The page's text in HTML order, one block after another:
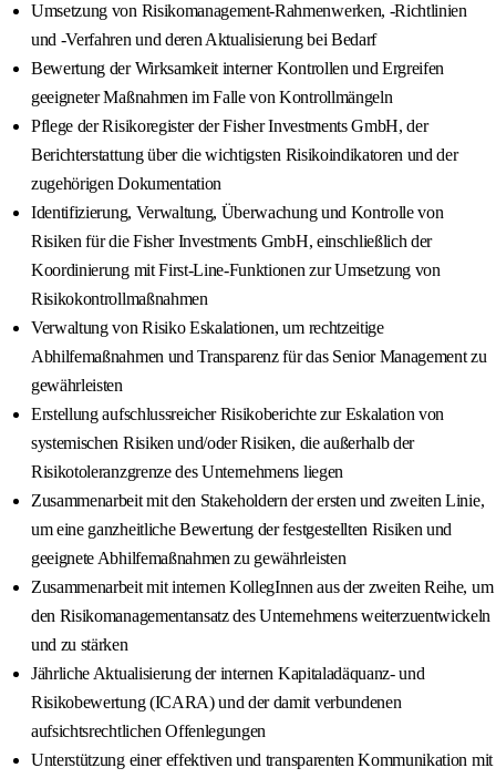
Umsetzung von Risikomanagement-Rahmenwerken, -Richtlinien
und -Verfahren und deren Aktualisierung bei Bedarf
Bewertung der Wirksamkeit interner Kontrollen und Ergreifen
geeigneter Maßnahmen im Falle von Kontrollmängeln
Pflege der Risikoregister der Fisher Investments GmbH, der
Berichterstattung über die wichtigsten Risikoindikatoren und der
zugehörigen Dokumentation
Identifizierung, Verwaltung, Überwachung und Kontrolle von
Risiken für die Fisher Investments GmbH, einschließlich der
Koordinierung mit First-Line-Funktionen zur Umsetzung von
Risikokontrollmaßnahmen
Verwaltung von Risiko Eskalationen, um rechtzeitige
Abhilfemaßnahmen und Transparenz für das Senior Management zu
gewährleisten
Erstellung aufschlussreicher Risikoberichte zur Eskalation von
systemischen Risiken und/oder Risiken, die außerhalb der
Risikotoleranzgrenze des Unternehmens liegen
Zusammenarbeit mit den Stakeholdern der ersten und zweiten Linie,
um eine ganzheitliche Bewertung der festgestellten Risiken und
geeignete Abhilfemaßnahmen zu gewährleisten
Zusammenarbeit mit internen KollegInnen aus der zweiten Reihe, um
den Risikomanagementansatz des Unternehmens weiterzuentwickeln
und zu stärken
Jährliche Aktualisierung der internen Kapitaladäquanz- und
Risikobewertung (ICARA) und der damit verbundenen
aufsichtsrechtlichen Offenlegungen
Unterstützung einer effektiven und transparenten Kommunikation mit